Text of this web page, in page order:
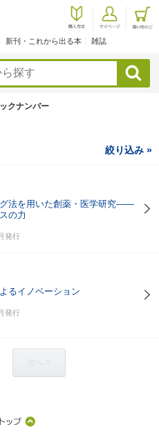
新刊・これから出る本 雑誌
検索
クナンバー
絞り込み »
法を用いた創薬・医学研究――
の力
発行
るイノベーション
発行